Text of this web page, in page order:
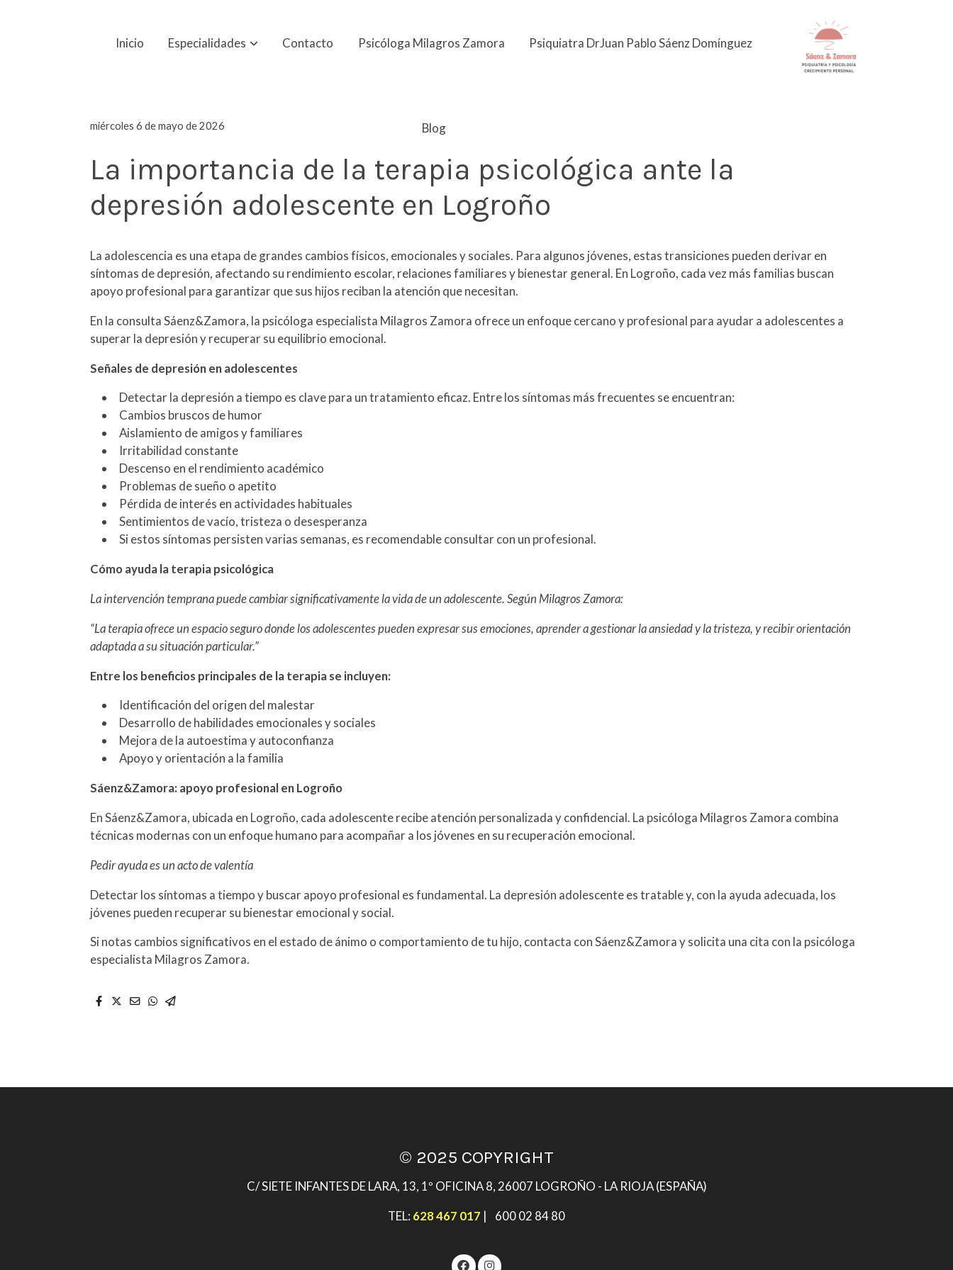
Inicio Especialidades Contacto Psicóloga Milagros Zamora Psiquiatra DrJuan Pablo Sáenz Domínguez
Blog
miércoles 6 de mayo de 2026
La importancia de la terapia psicológica ante la
depresión adolescente en Logroño
La adolescencia es una etapa de grandes cambios físicos, emocionales y sociales. Para algunos jóvenes, estas transiciones pueden derivar en
síntomas de depresión, afectando su rendimiento escolar, relaciones familiares y bienestar general. En Logroño, cada vez más familias buscan
apoyo profesional para garantizar que sus hijos reciban la atención que necesitan.
En la consulta Sáenz&Zamora, la psicóloga especialista Milagros Zamora ofrece un enfoque cercano y profesional para ayudar a adolescentes a
superar la depresión y recuperar su equilibrio emocional.
Señales de depresión en adolescentes
Detectar la depresión a tiempo es clave para un tratamiento eficaz. Entre los síntomas más frecuentes se encuentran:
Cambios bruscos de humor
Aislamiento de amigos y familiares
Irritabilidad constante
Descenso en el rendimiento académico
Problemas de sueño o apetito
Pérdida de interés en actividades habituales
Sentimientos de vacío, tristeza o desesperanza
Si estos síntomas persisten varias semanas, es recomendable consultar con un profesional.
Cómo ayuda la terapia psicológica
La intervención temprana puede cambiar significativamente la vida de un adolescente. Según Milagros Zamora:
“La terapia ofrece un espacio seguro donde los adolescentes pueden expresar sus emociones, aprender a gestionar la ansiedad y la tristeza, y recibir orientación
adaptada a su situación particular.”
Entre los beneficios principales de la terapia se incluyen:
Identificación del origen del malestar
Desarrollo de habilidades emocionales y sociales
Mejora de la autoestima y autoconfianza
Apoyo y orientación a la familia
Sáenz&Zamora: apoyo profesional en Logroño
En Sáenz&Zamora, ubicada en Logroño, cada adolescente recibe atención personalizada y confidencial. La psicóloga Milagros Zamora combina
técnicas modernas con un enfoque humano para acompañar a los jóvenes en su recuperación emocional.
Pedir ayuda es un acto de valentía
Detectar los síntomas a tiempo y buscar apoyo profesional es fundamental. La depresión adolescente es tratable y, con la ayuda adecuada, los
jóvenes pueden recuperar su bienestar emocional y social.
Si notas cambios significativos en el estado de ánimo o comportamiento de tu hijo, contacta con Sáenz&Zamora y solicita una cita con la psicóloga
especialista Milagros Zamora.
© 2025 COPYRIGHT
C/ SIETE INFANTES DE LARA, 13, 1º OFICINA 8, 26007 LOGROÑO - LA RIOJA (ESPAÑA)
TEL: 628 467 017 | 600 02 84 80